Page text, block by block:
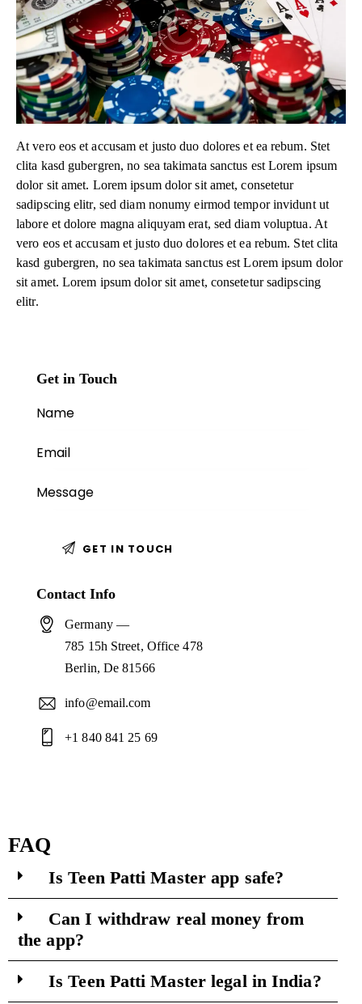
At vero eos et accusam et justo duo dolores et ea rebum. Stet
clita kasd gubergren, no sea takimata sanctus est Lorem ipsum
dolor sit amet. Lorem ipsum dolor sit amet, consetetur
sadipscing elitr, sed diam nonumy eirmod tempor invidunt ut
labore et dolore magna aliquyam erat, sed diam voluptua. At
vero eos et accusam et justo duo dolores et ea rebum. Stet clita
kasd gubergren, no sea takimata sanctus est Lorem ipsum dolor
sit amet. Lorem ipsum dolor sit amet, consetetur sadipscing
elitr.
Get in Touch
Contact Info
Germany —
785 15h Street, Office 478
Berlin, De 81566
info@email.com
+1 840 841 25 69
FAQ
Is Teen Patti Master app safe?
Can I withdraw real money from
the app?
Is Teen Patti Master legal in India?